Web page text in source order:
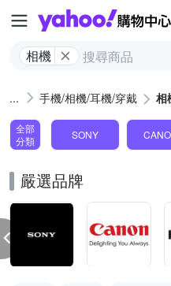
相機
手機/相機/耳機/穿戴 相
全部
分類
SONY
嚴選品牌